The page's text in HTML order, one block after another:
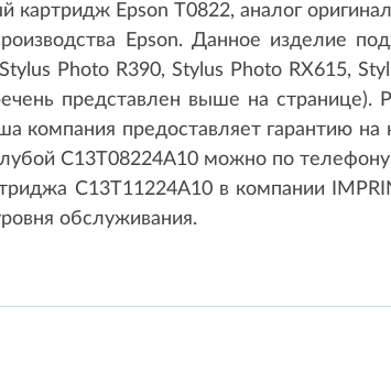
картридж Epson T0822, аналог
Epson. Данное изделие
Photo R390, Stylus Photo RX615,
представлен выше на странице).
компания предоставляет гарантию
C13T08224A10 можно по
C13T11224A10 в компании
обслуживания.